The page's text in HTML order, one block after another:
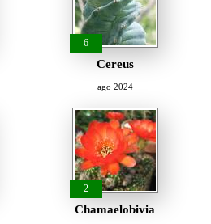
6
Cereus
ago 2024
2
Chamaelobivia